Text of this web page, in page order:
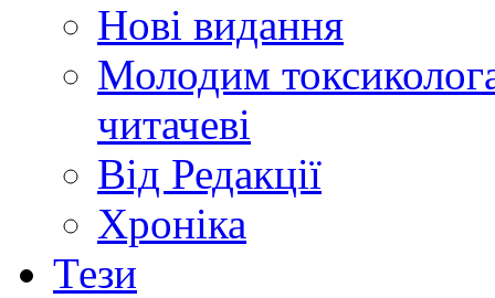
Нові видання
Молодим
читачеві
Від Редакції
Хроніка
Тези